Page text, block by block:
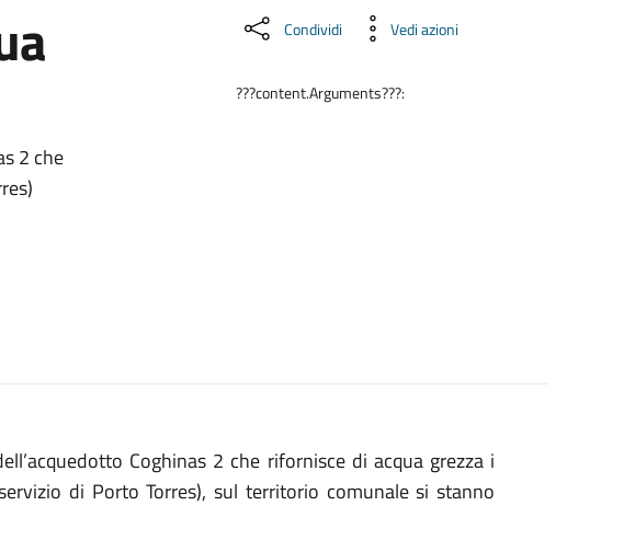
2 che
Condividi Vedi azioni
???content.Arguments???:
Coghinas 2 che rifornisce di acqua grezza i
di Porto Torres), sul territorio comunale si stanno